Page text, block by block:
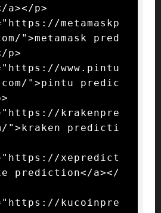
p>
metamaskp
">metamask pred
p>
www.pintu
">pintu predic
krakenpre
">kraken predicti
xepredict
prediction</a></
kucoinpre